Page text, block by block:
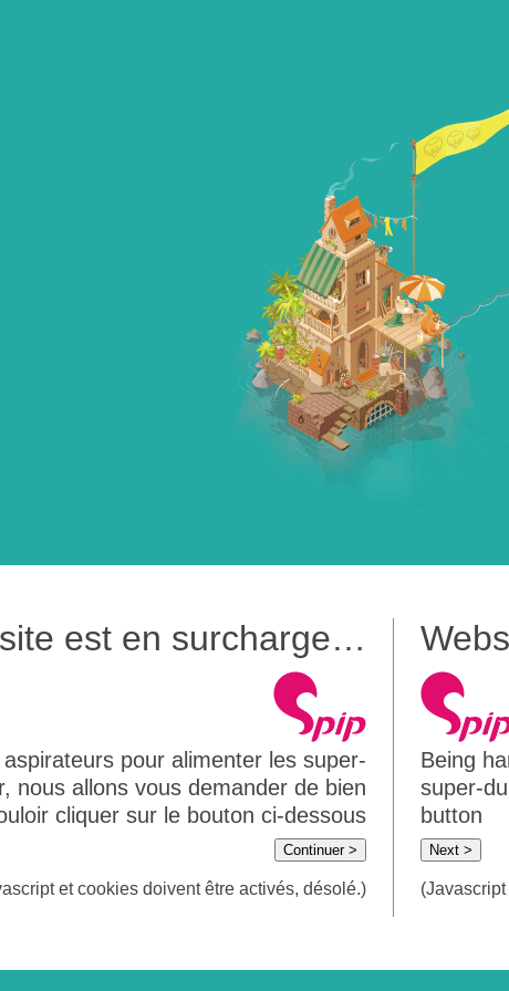
est en surcharge…
pour alimenter les super-
nous allons vous demander de bien
cliquer sur le bouton ci-dessous
Continuer >
et cookies doivent être activés, désolé.)
Being
super-
button
Next >